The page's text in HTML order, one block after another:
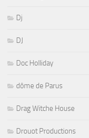
Dj
DJ
Doc Holliday
dôme de Parus
Drag Witche House
Drouot Productions